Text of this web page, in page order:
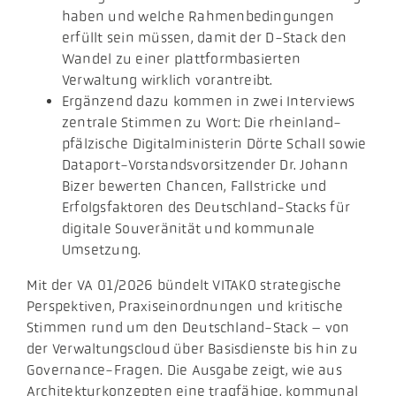
haben und welche Rahmenbedingungen
erfüllt sein müssen, damit der D-Stack den
Wandel zu einer plattformbasierten
Verwaltung wirklich vorantreibt.
Ergänzend dazu kommen in zwei Interviews
zentrale Stimmen zu Wort: Die rheinland-
pfälzische Digitalministerin Dörte Schall sowie
Dataport-Vorstandsvorsitzender Dr. Johann
Bizer bewerten Chancen, Fallstricke und
Erfolgsfaktoren des Deutschland-Stacks für
digitale Souveränität und kommunale
Umsetzung.
Mit der VA 01/2026 bündelt VITAKO strategische
Perspektiven, Praxiseinordnungen und kritische
Stimmen rund um den Deutschland-Stack – von
der Verwaltungscloud über Basisdienste bis hin zu
Governance-Fragen. Die Ausgabe zeigt, wie aus
Architekturkonzepten eine tragfähige, kommunal